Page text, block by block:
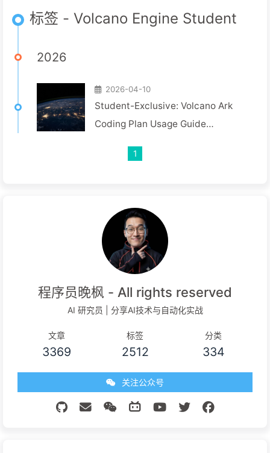
标签 - Volcano Engine Student
2026
2026-04-10
Student-Exclusive: Volcano Ark
Coding Plan Usage Guide
1
程序员晚枫 - All rights reserved
AI 研究员 | 分享AI技术与自动化实战
文章
3369
标签
2512
分类
334
关注公众号